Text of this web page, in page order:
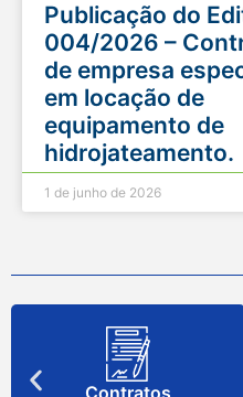
Publicação do
004/2026 –
de empresa
em locação de
equipamento de
hidrojateamento.
1 de junho de 2026